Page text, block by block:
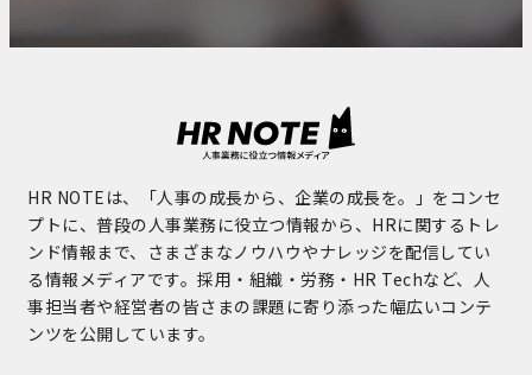
HR NOTEは、「人事の成長から、企業の成長を。」をコンセ
プトに、普段の人事業務に役立つ情報から、HRに関するトレ
ンド情報まで、さまざまなノウハウやナレッジを配信してい
る情報メディアです。採用・組織・労務・HR Techなど、人
事担当者や経営者の皆さまの課題に寄り添った幅広いコンテ
ンツを公開しています。